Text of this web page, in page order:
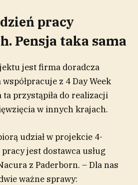
pracy
Pensja taka sama
jest firma doradcza
z 4 Day Week
ta przystąpiła do realizacji
w innych krajach.
udział w projekcie 4-
jest dostawca usług
z Paderborn. – Dla nas
ważne sprawy: